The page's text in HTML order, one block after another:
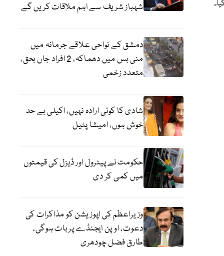
شہباز شریف سے اہم ملاقات کریں گے
دمشق کے نواحی علاقے جرمانہ میں
منی بس میں دھماکہ، 2 افراد جاں بحق،
متعدد زخمی
شادی کا کوئی ارادہ نہیں، اکیلی بے حد
خوش ہوں، امیشا پٹیل
حکومت نے پیٹرول اور ڈیزل کی قیمتوں
میں کمی کر دی
وزیراعظم کی اپوزیشن کو مذاکرات کی
دعوت، اوپن ایجنڈے پر بات ہوگی،
طارق فضل چودھری